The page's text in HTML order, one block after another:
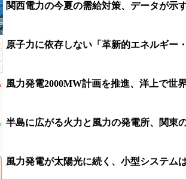
関西電力の今夏の需給対策、データが示
原子力に依存しない「革新的エネルギー
風力発電2000MW計画を推進、洋上で世
半島に広がる火力と風力の発電所、関東
風力発電が太陽光に続く、小型システム